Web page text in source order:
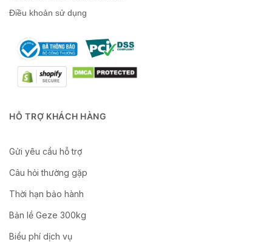
Điều khoản sử dụng
HỖ TRỢ KHÁCH HÀNG
Gửi yêu cầu hỗ trợ
Câu hỏi thường gặp
Thời hạn bảo hành
Bản lề Geze 300kg
Biểu phí dịch vụ